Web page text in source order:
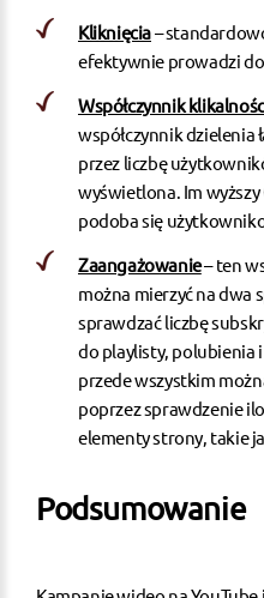
Kliknięcia–
efektywnie prowadzi
Współczynnik
współczynnik dzielenia
przez liczbę
wyświetlona. Im wyższy
podoba się
Zaangażowanie– ten
można mierzyć na dwa
sprawdzać liczbę
do playlisty, polubienia
przede wszystkim
poprzez sprawdzenie
elementy strony, takie
Podsumowanie